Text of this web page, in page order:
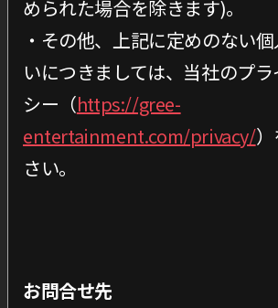
められた場合を除きます)。
・その他、上記に定めのない
いにつきましては、当社のプラ
シー（https://gree-
entertainment.com/privacy/
さい。
お問合せ先